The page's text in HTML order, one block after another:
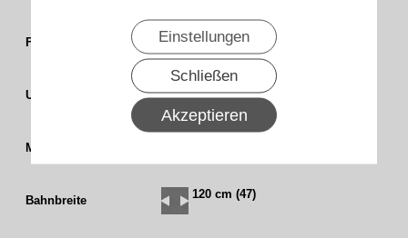
Einstellungen
Schließen
Akzeptieren
Farbgruppe Granit - Grau
UPF-Wert
Matrieal
Bahnbreite 120 cm (47)